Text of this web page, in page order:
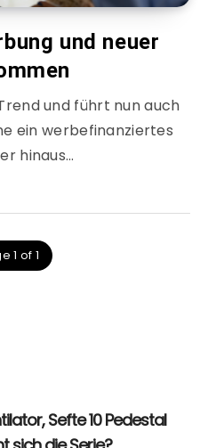
und neuer
und führt nun auch
ein werbefinanziertes
hinaus…
1 of 1